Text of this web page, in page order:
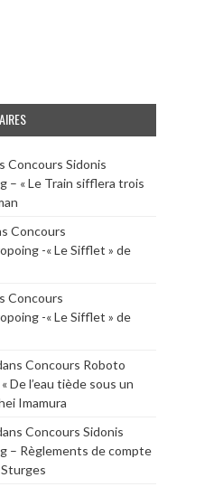
Concours Sidonis
– « Le Train sifflera trois
Concours
-« Le Sifflet » de
Concours
-« Le Sifflet » de
Concours Roboto
De l’eau tiède sous un
Imamura
Concours Sidonis
– Règlements de compte